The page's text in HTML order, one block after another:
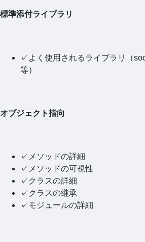
標準添付ライブラリ
✓よく使用されるライブラリ（
等）
オブジェクト指向
✓メソッドの詳細
✓メソッドの可視性
✓クラスの詳細
✓クラスの継承
✓モジュールの詳細